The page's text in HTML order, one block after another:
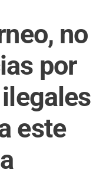
no
por
este